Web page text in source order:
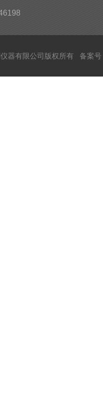
器有限公司版权所有 备案号